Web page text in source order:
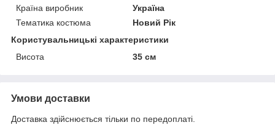
Країна виробник
Україна
Тематика костюма
Новий Рік
Користувальницькі характеристики
Висота
35 см
Умови доставки
Доставка здійснюється тільки по передоплаті.